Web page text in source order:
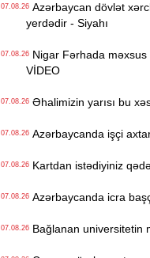
07.08.26Azərbaycan dövlət
yerdədir - Siyahı
07.08.26Nigar Fərhada məxsus
VİDEO
07.08.26Əhalimizin yarısı bu
07.08.26Azərbaycanda işçi
07.08.26Kartdan istədiyiniz
07.08.26Azərbaycanda icra
07.08.26Bağlanan universitetin